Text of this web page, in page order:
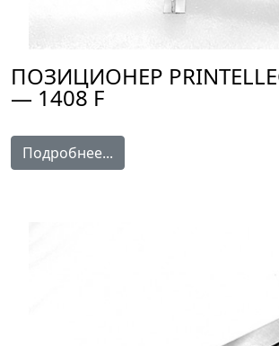
ПОЗИЦИОНЕР
— 1408 F
Подробнее...